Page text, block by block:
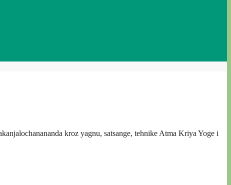
kroz yagnu, satsange, tehnike Atma Kriya Yoge i